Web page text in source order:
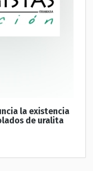
la existencia
de uralita